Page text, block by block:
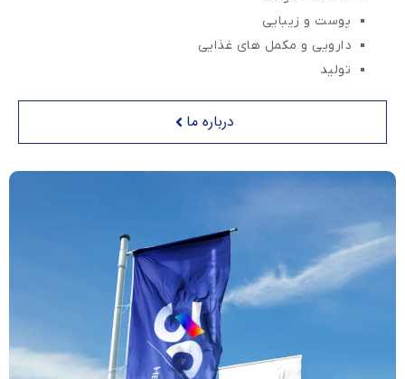
پوست و زیبایی
دارویی و مکمل های غذایی
تولید
درباره ما